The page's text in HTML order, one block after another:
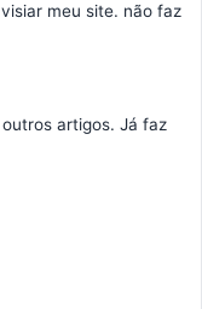
meu site. não faz
artigos. Já faz